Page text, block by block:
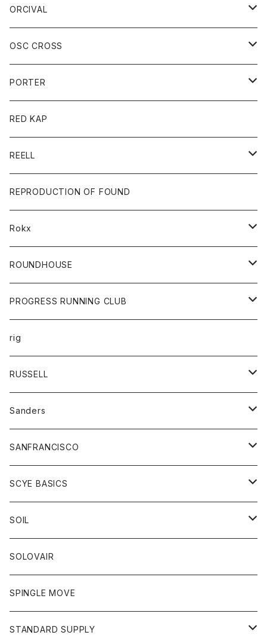
Tシャツ
ロングスリーブＴシャツ
ジーンズ
パンツ
ボトム
スカート
ORCIVAL
アウター
コート
ジャケット
アクセサリー
バッグ
キッズ
Tシャツ
帽子
グッズ
靴
バック
トップス
カットソー
カーディガン
ニット
ベスト
ボトムス
ショートパンツ
パンツ
レディース
カットソー
コート
ボトム
ワンピース
OSC CROSS
ダウンジャケット
PORTER
カードホルダー
キーホルダー
財布
バック
RED KAP
REELL
パンツ
ショートパンツ
REPRODUCTION OF FOUND
Rokx
ボトム
ROUNDHOUSE
エプロン
キッズ
オーバーオール
ボトム
ペインターパンツ
PROGRESS RUNNING CLUB
トップス
Tシャツ
グッズ
帽子
rig
RUSSELL
アウター
コート
パーカー
スカート
Tシャツ
トップス
Tシャツ
トレーナー
ボトム
ショートパンツ
スカート
レディース
スカート
アクセサリー
Sanders
グッズ
靴
SANFRANCISCO
アウター
カーディガン
コート
グッズ
ネクタイ
グローブ
アクセサリー
トップス
カットソー
ボトム
SCYE BASICS
ボトム
ジーンズ
チノパン
トップス
ポロシャツ
ベスト
靴
SOIL
靴
ワンピース
トップス
SOLOVAIR
SPINGLE MOVE
STANDARD SUPPLY